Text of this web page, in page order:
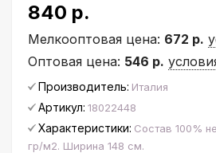
840 р.
Мелкооптовая цена: 672 р.
Оптовая цена: 546 р.
Производитель: Италия
Артикул: 18022448
Характеристики: Состав 100%
гр/м2. Ширина 148 см.